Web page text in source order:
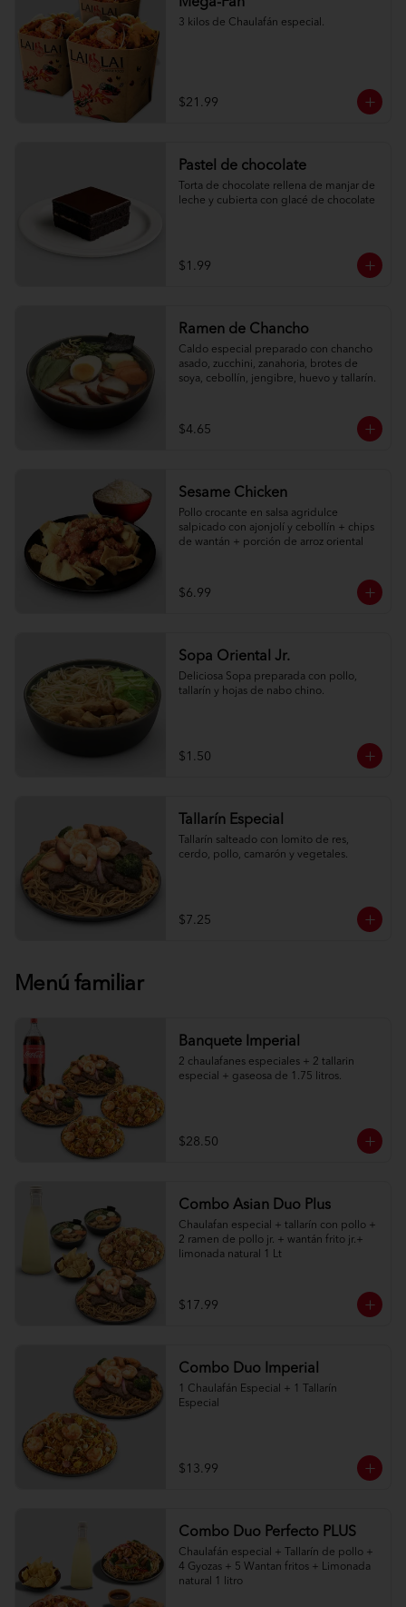
3 kilos de Chaulafán especial.
$21.99
Pastel de chocolate
Torta de chocolate rellena de manjar de
leche y cubierta con glacé de chocolate
$1.99
Ramen de Chancho
Caldo especial preparado con chancho
asado, zucchini, zanahoria, brotes de
soya, cebollín, jengibre, huevo y tallarín.
$4.65
Sesame Chicken
Pollo crocante en salsa agridulce
salpicado con ajonjolí y cebollín + chips
de wantán + porción de arroz oriental
$6.99
Sopa Oriental Jr.
Deliciosa Sopa preparada con pollo,
tallarín y hojas de nabo chino.
$1.50
Tallarín Especial
Tallarín salteado con lomito de res,
cerdo, pollo, camarón y vegetales.
$7.25
Menú familiar
Banquete Imperial
2 chaulafanes especiales + 2 tallarin
especial + gaseosa de 1.75 litros.
$28.50
Combo Asian Duo Plus
Chaulafan especial + tallarín con pollo +
2 ramen de pollo jr. + wantán frito jr.+
limonada natural 1 Lt
$17.99
Combo Duo Imperial
1 Chaulafán Especial + 1 Tallarín
Especial
$13.99
Combo Duo Perfecto PLUS
Chaulafán especial + Tallarín de pollo +
4 Gyozas + 5 Wantan fritos + Limonada
natural 1 litro